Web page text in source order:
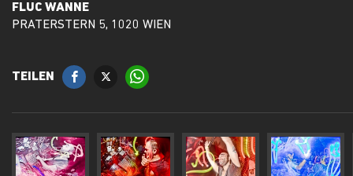
FLUC WANNE
PRATERSTERN 5, 1020 WIEN
TEILEN